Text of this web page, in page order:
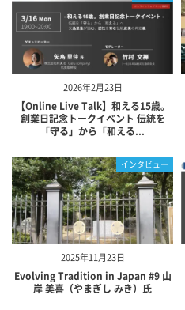
2026年2月23日
【Online Live Talk】和える15歳。
創業日記念トークイベント 伝統を
「守る」から「和える...
2025年11月23日
インタビュー
Evolving Tradition in Japan #9 山
岸 美喜（やまぎし みき）氏